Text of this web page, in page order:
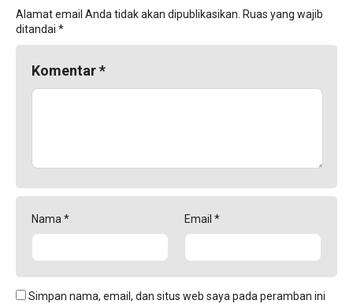
Alamat email Anda tidak akan dipublikasikan. Ruas yang wajib
ditandai *
Komentar*
Nama * Email *
Simpan nama, email, dan situs web saya pada peramban ini